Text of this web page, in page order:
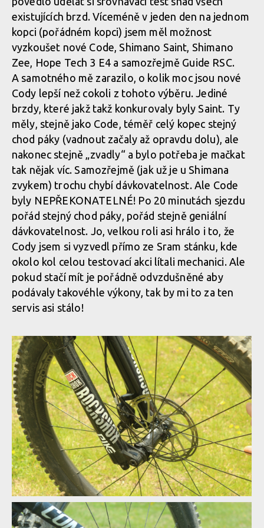
Test: Commencal Meta TR V4.2
Test: Commencal Meta TR V4.2
existujících brzd. Víceméně v jeden den na jednom
kopci (pořádném kopci) jsem měl možnost
vyzkoušet nové Code, Shimano Saint, Shimano
Zee, Hope Tech 3 E4 a samozřejmě Guide RSC.
A samotného mě zarazilo, o kolik moc jsou nové
Cody lepší než cokoli z tohoto výběru. Jediné
brzdy, které jakž takž konkurovaly byly Saint. Ty
měly, stejně jako Code, téměř celý kopec stejný
chod páky (vadnout začaly až opravdu dolu), ale
nakonec stejně „zvadly“ a bylo potřeba je mačkat
tak nějak víc. Samozřejmě (jak už je u Shimana
zvykem) trochu chybí dávkovatelnost. Ale Code
byly NEPŘEKONATELNÉ! Po 20 minutách sjezdu
pořád stejný chod páky, pořád stejně geniální
dávkovatelnost. Jo, velkou roli asi hrálo i to, že
Cody jsem si vyzvedl přímo ze Sram stánku, kde
okolo kol celou testovací akci lítali mechanici. Ale
pokud stačí mít je pořádně odvzdušněné aby
podávaly takovéhle výkony, tak by mi to za ten
servis asi stálo!
Test: Commencal Meta TR V4.2